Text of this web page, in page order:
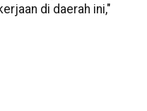
di daerah ini,"